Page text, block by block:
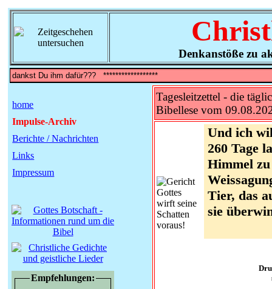
Denkanstöße zu
home
Impulse-Archiv
Berichte / Nachrichten
Links
Impressum
Empfehlungen:
Tagesleitzettel - die
Bibellese vom
Und ich
260 Tage
Himmel
Tier, das
sie